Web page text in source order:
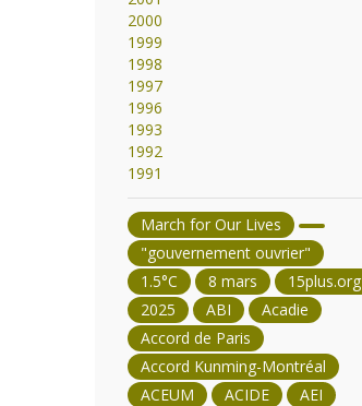
2000
1999
1998
1997
1996
1993
1992
1991
March for Our Lives
"gouvernement ouvrier"
1.5°C
8 mars
15plus.org
2025
ABI
Acadie
Accord de Paris
Accord Kunming-Montréal
ACEUM
ACIDE
AEI